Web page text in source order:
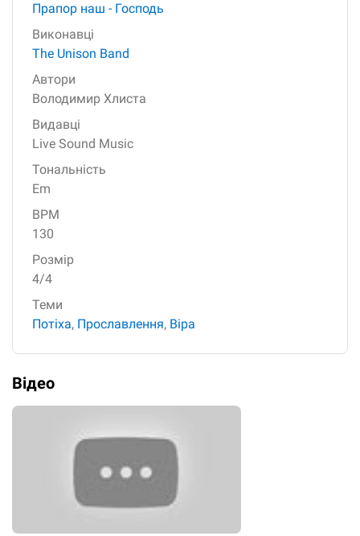
Прапор наш - Господь
Виконавці
The Unison Band
Автори
Володимир Хлиста
Видавці
Live Sound Music
Тональність
Em
BPM
130
Розмір
4/4
Теми
Потіха, Прославлення, Віра
Відео